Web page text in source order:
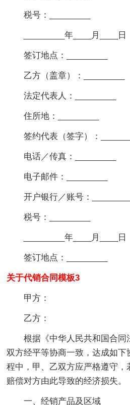
税号：_________
_________年____月____日
签订地点：_________
乙方（盖章）：_________
法定代表人：_________
住所地：_________
签约代表（签字）：
电话／传真：_________
电子邮件：_________
开户银行／账号：_________
税号：_________
_________年____月____日
签订地点：_________
关于代销合同模板3
甲方：
乙方：
根据《中华人民共和国合同
双方经平等协商一致，达成如下
程中，甲、乙双方应严格遵守，
赔偿对方由此导致的经济损失。
一、经销产品及区域